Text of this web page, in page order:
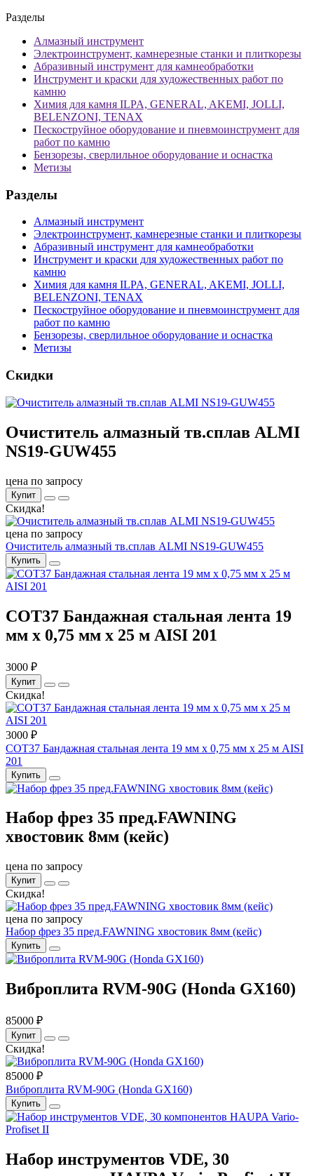
Разделы
Алмазный инструмент
Электроинструмент, камнерезные станки и плиткорезы
Абразивный инструмент для камнеобработки
Инструмент и краски для художественных работ по
камню
Химия для камня ILPA, GENERAL, AKEMI, JOLLI,
BELENZONI, TENAX
Пескоструйное оборудование и пневмоинструмент для
работ по камню
Бензорезы, сверлильное оборудование и оснастка
Метизы
Разделы
Алмазный инструмент
Электроинструмент, камнерезные станки и плиткорезы
Абразивный инструмент для камнеобработки
Инструмент и краски для художественных работ по
камню
Химия для камня ILPA, GENERAL, AKEMI, JOLLI,
BELENZONI, TENAX
Пескоструйное оборудование и пневмоинструмент для
работ по камню
Бензорезы, сверлильное оборудование и оснастка
Метизы
Скидки
Очиститель алмазный тв.сплав ALMI
NS19-GUW455
цена по запросу
Купит
Скидка!
цена по запросу
Очиститель алмазный тв.сплав ALMI NS19-GUW455
Купить
COT37 Бандажная стальная лента 19
мм x 0,75 мм x 25 м AISI 201
3000 ₽
Купит
Скидка!
3000 ₽
COT37 Бандажная стальная лента 19 мм x 0,75 мм x 25 м AISI
201
Купить
Набор фрез 35 пред.FAWNING
хвостовик 8мм (кейс)
цена по запросу
Купит
Скидка!
цена по запросу
Набор фрез 35 пред.FAWNING хвостовик 8мм (кейс)
Купить
Виброплита RVM-90G (Honda GX160)
85000 ₽
Купит
Скидка!
85000 ₽
Виброплита RVM-90G (Honda GX160)
Купить
Набор инструментов VDE, 30